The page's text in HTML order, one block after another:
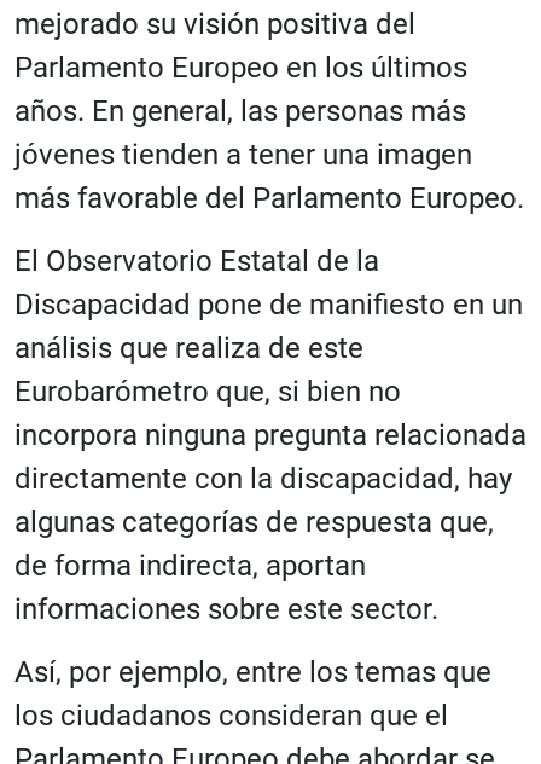
mejorado su visión positiva del
Parlamento Europeo en los últimos
años. En general, las personas más
jóvenes tienden a tener una imagen
más favorable del Parlamento Europeo.
El Observatorio Estatal de la
Discapacidad pone de manifiesto en un
análisis que realiza de este
Eurobarómetro que, si bien no
incorpora ninguna pregunta relacionada
directamente con la discapacidad, hay
algunas categorías de respuesta que,
de forma indirecta, aportan
informaciones sobre este sector.
Así, por ejemplo, entre los temas que
los ciudadanos consideran que el